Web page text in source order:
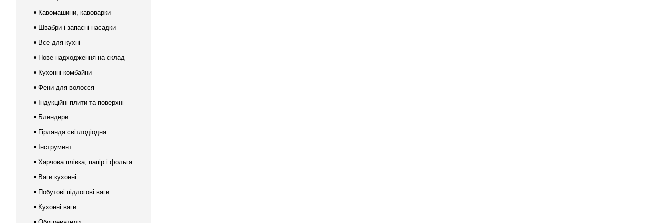
Кавомашини, кавоварки
Швабри і запасні насадки
Все для кухні
Нове надходження на склад
Кухонні комбайни
Фени для волосся
Індукційні плити та поверхні
Блендери
Гірлянда світлодіодна
Інструмент
Харчова плівка, папір і фольга
Ваги кухонні
Побутові підлогові ваги
Кухонні ваги